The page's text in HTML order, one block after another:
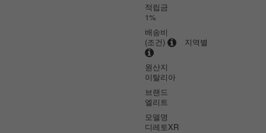
적립금
1%
배송비
(조건)
지역별
원산지
이탈리아
브랜드
엘리트
모델명
디레토XR